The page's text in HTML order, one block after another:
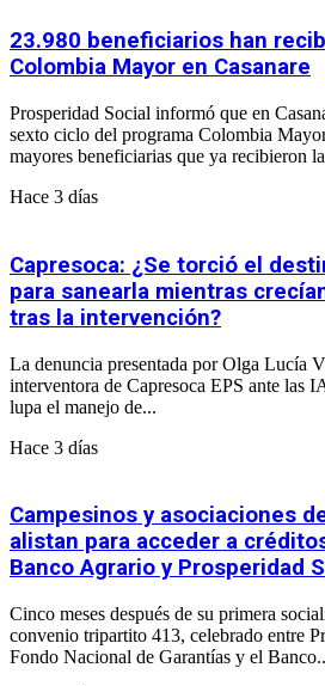
23.980 beneficiarios han
Colombia Mayor en Casanare
Prosperidad Social informó que en
sexto ciclo del programa Colombia
mayores beneficiarias que ya recibieron
Hace 3 días
Capresoca: ¿Se torció el
para sanearla mientras
tras la intervención?
La denuncia presentada por Olga Lucía
interventora de Capresoca EPS ante las
lupa el manejo de...
Hace 3 días
Campesinos y asociaciones
alistan para acceder a
Banco Agrario y Prosperidad
Cinco meses después de su primera
convenio tripartito 413, celebrado entre
Fondo Nacional de Garantías y el